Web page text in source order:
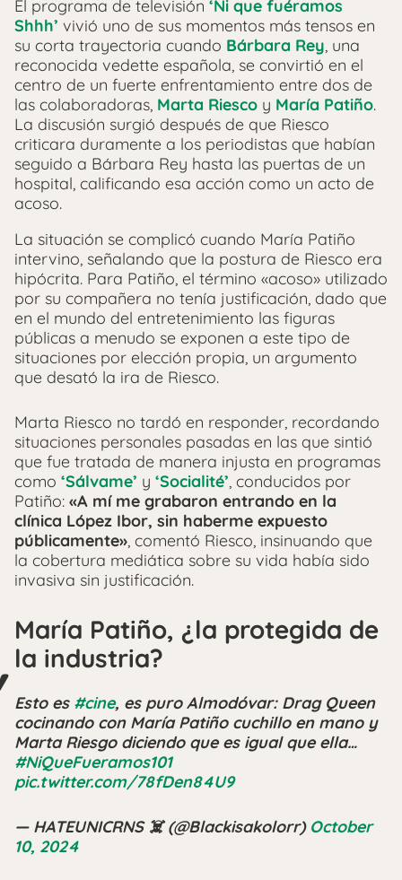
El programa de televisión ‘Ni que fuéramos
Shhh’ vivió uno de sus momentos más tensos en
su corta trayectoria cuando Bárbara Rey, una
reconocida vedette española, se convirtió en el
centro de un fuerte enfrentamiento entre dos de
las colaboradoras, Marta Riesco y María Patiño.
La discusión surgió después de que Riesco
criticara duramente a los periodistas que habían
seguido a Bárbara Rey hasta las puertas de un
hospital, calificando esa acción como un acto de
acoso.
La situación se complicó cuando María Patiño
intervino, señalando que la postura de Riesco era
hipócrita. Para Patiño, el término «acoso» utilizado
por su compañera no tenía justificación, dado que
en el mundo del entretenimiento las figuras
públicas a menudo se exponen a este tipo de
situaciones por elección propia, un argumento
que desató la ira de Riesco.
Marta Riesco no tardó en responder, recordando
situaciones personales pasadas en las que sintió
que fue tratada de manera injusta en programas
como ‘Sálvame’ y ‘Socialité’, conducidos por
Patiño: «A mí me grabaron entrando en la
clínica López Ibor, sin haberme expuesto
públicamente», comentó Riesco, insinuando que
la cobertura mediática sobre su vida había sido
invasiva sin justificación.
María Patiño, ¿la protegida de
la industria?
Esto es #cine, es puro Almodóvar: Drag Queen
cocinando con María Patiño cuchillo en mano y
Marta Riesgo diciendo que es igual que ella…
#NiQueFueramos101
pic.twitter.com/78fDen84U9
— HATEUNICRNS ‍☠️ (@Blackisakolorr) October
10, 2024